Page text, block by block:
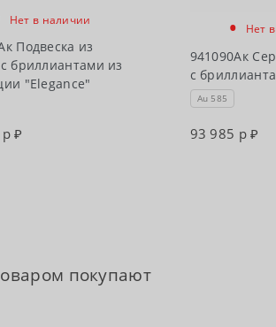
Нет в наличии
Подвеска из
бриллиантами из
"Elegance"
р
• Нет
941090Ак
с
Au 585
93 985 р
покупают